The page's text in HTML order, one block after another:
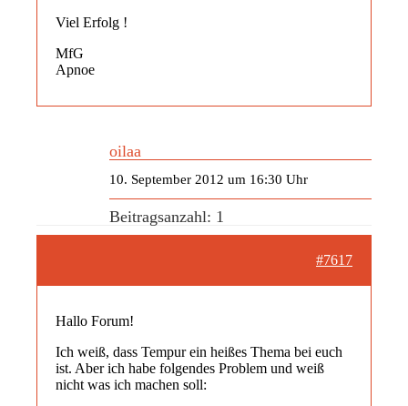
Viel Erfolg !
MfG
Apnoe
oilaa
10. September 2012 um 16:30 Uhr
Beitragsanzahl: 1
#7617
Hallo Forum!
Ich weiß, dass Tempur ein heißes Thema bei euch
ist. Aber ich habe folgendes Problem und weiß
nicht was ich machen soll: